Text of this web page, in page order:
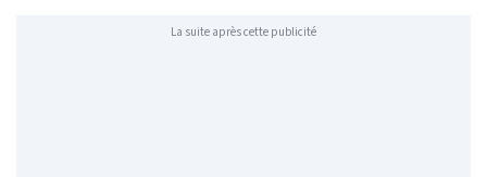
La suite après cette publicité